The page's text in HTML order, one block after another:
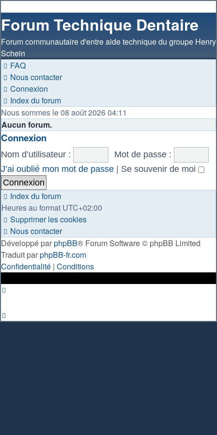
Forum Technique Dentaire
Forum communautaire d'entre aide technique du groupe Henry
Schein
FAQ
Nous contacter
Connexion
Index du forum
Nous sommes le 08 août 2026 04:11
Aucun forum.
Connexion
Nom d’utilisateur :
Mot de passe :
J’ai oublié mon mot de passe
Se souvenir de moi
Index du forum
Heures au format UTC+02:00
Supprimer les cookies
Nous contacter
Développé parphpBB® Forum Software © phpBB Limited
Traduit parphpBB-fr.com
Confidentialité | Conditions